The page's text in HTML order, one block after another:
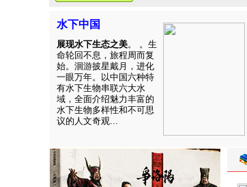
水下中国
展现水下生态之美。 。生
命轮回不息，旅程周而复
始。洄游披星戴月，进化
一眼万年。以中国六种特
有水下生物串联六大水
域，全面介绍魅力丰富的
水下生物多样性和不可思
议的人文奇观...